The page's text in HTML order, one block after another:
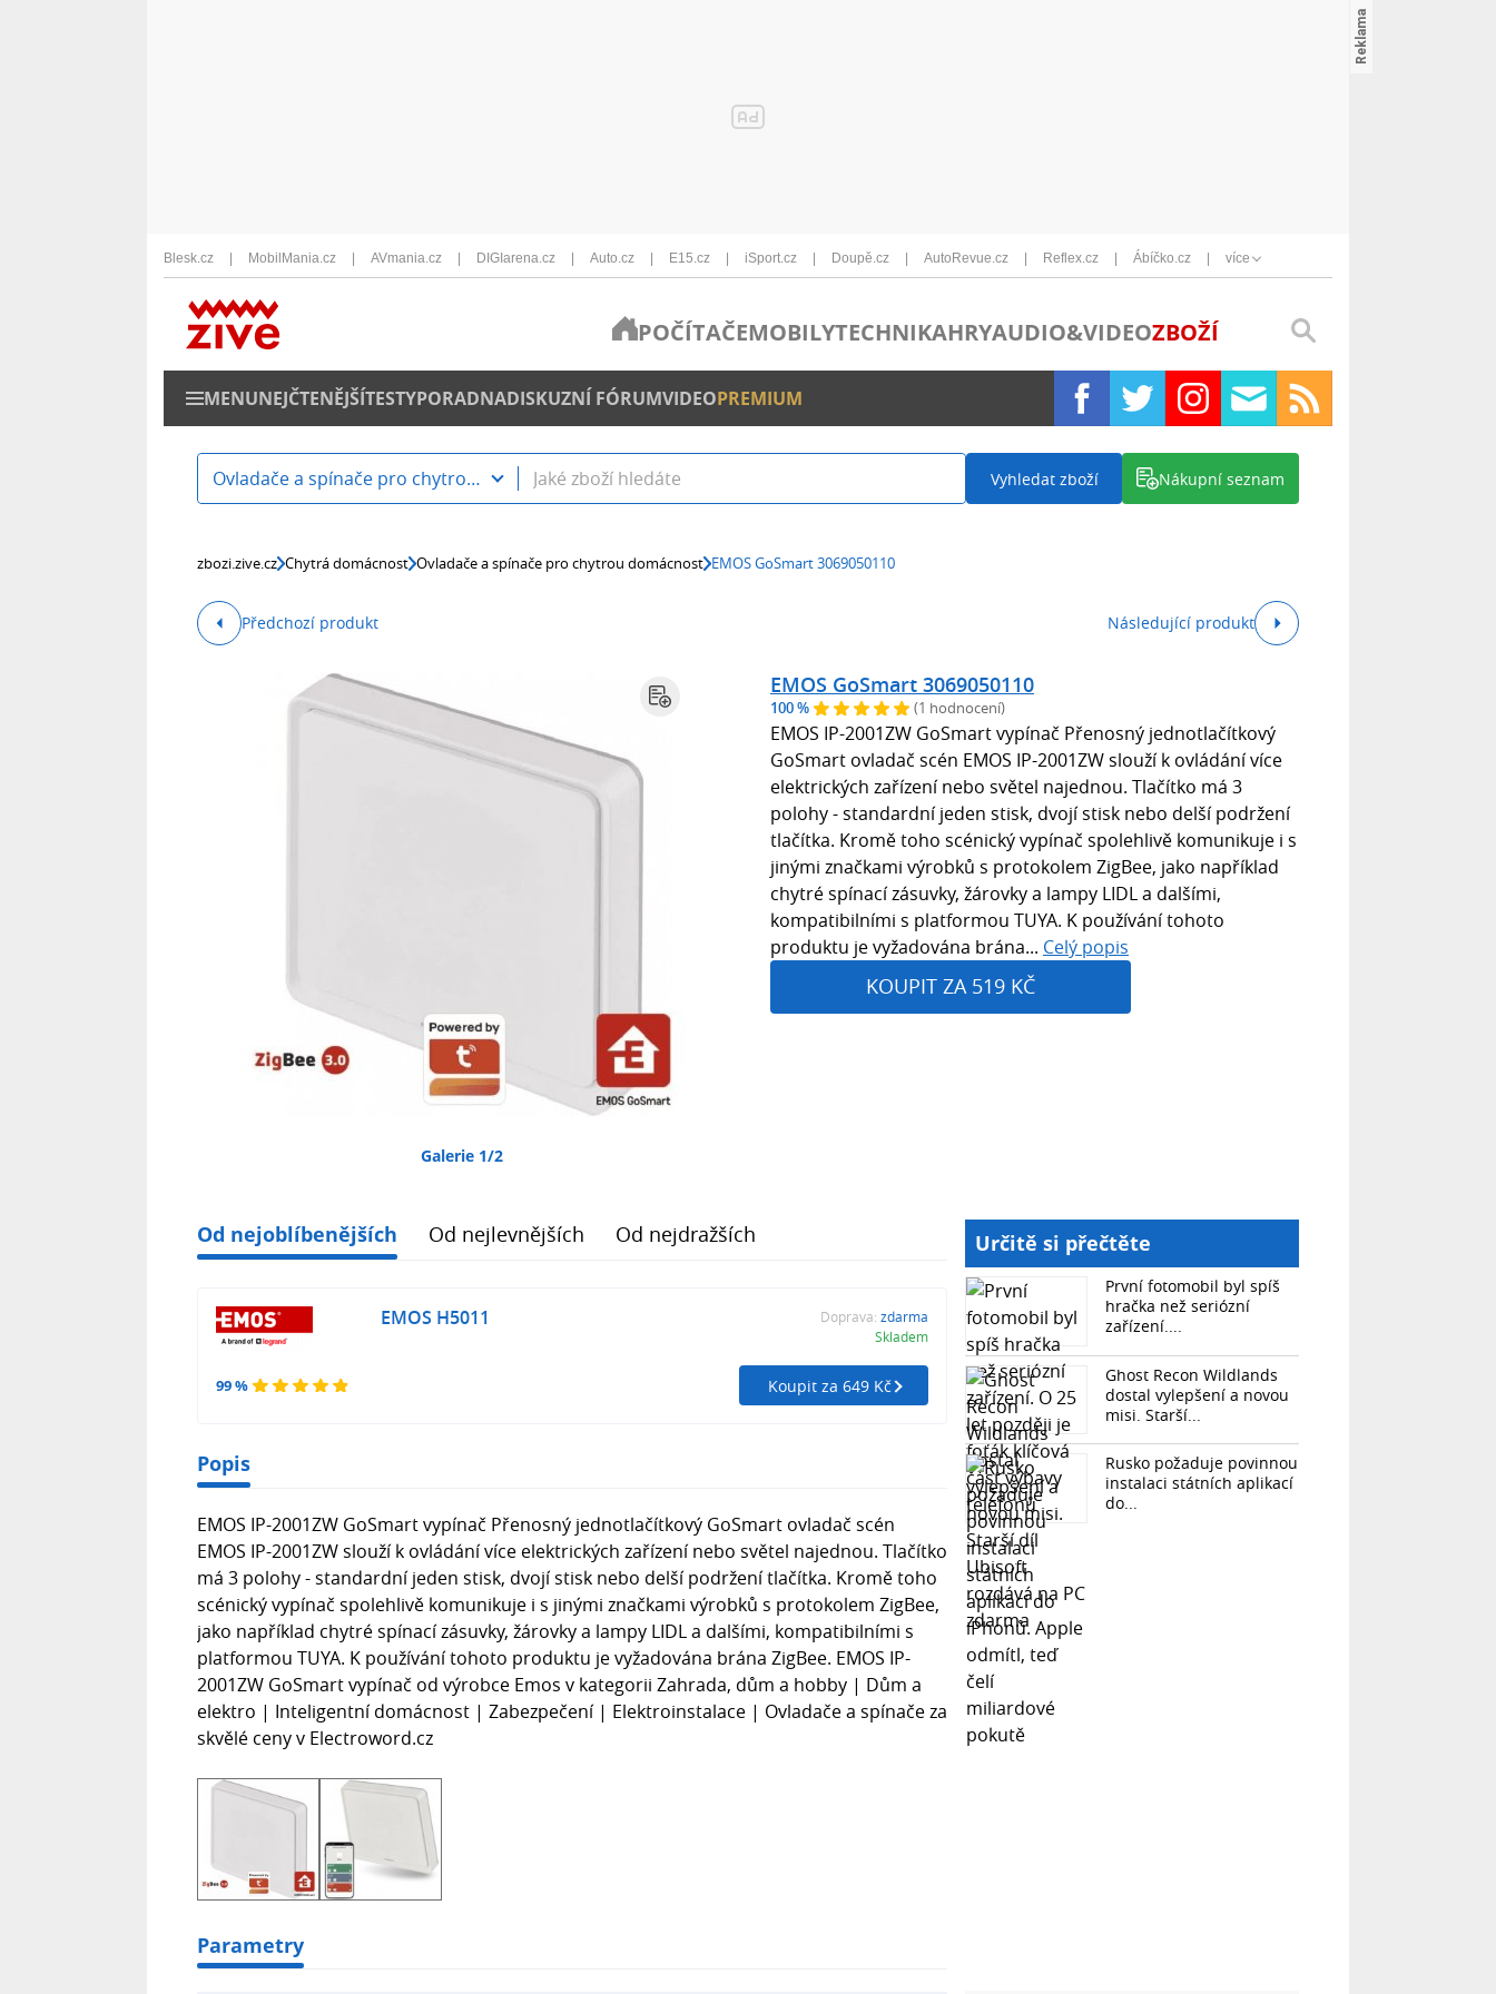
Blesk.cz MobilMania.cz AVmania.cz DIGIarena.cz Auto.cz E15.cz iSport.cz Doupě.cz AutoRevue.cz Reflex.cz Ábíčko.cz více
POČÍTAČEMOBILYTECHNIKAHRYAUDIO&VIDEOZBOŽÍ
MENUNEJČTENĚJŠÍTESTYPORADNADISKUZNÍ FÓRUMVIDEOPREMIUM
Ovladače a spínače pro chytrou domácnost Vyhledat zboží Nákupní seznam
zbozi.zive.cz Chytrá domácnost Ovladače a spínače pro chytrou domácnost EMOS GoSmart 3069050110
Předchozí produkt Následující produkt
Galerie 1/2
EMOS GoSmart 3069050110
100 % (1 hodnocení)
EMOS IP-2001ZW GoSmart vypínač Přenosný jednotlačítkový
GoSmart ovladač scén EMOS IP-2001ZW slouží k ovládání více
elektrických zařízení nebo světel najednou. Tlačítko má 3
polohy - standardní jeden stisk, dvojí stisk nebo delší podržení
tlačítka. Kromě toho scénický vypínač spolehlivě komunikuje i s
jinými značkami výrobků s protokolem ZigBee, jako například
chytré spínací zásuvky, žárovky a lampy LIDL a dalšími,
kompatibilními s platformou TUYA. K používání tohoto
produktu je vyžadována brána... Celý popis
KOUPIT ZA 519 KČ
Od nejoblíbenějších Od nejlevnějších Od nejdražších
99 %
EMOS H5011 Doprava: zdarma
Skladem
Koupit za 649 Kč
Popis
EMOS IP-2001ZW GoSmart vypínač Přenosný jednotlačítkový GoSmart ovladač scén
EMOS IP-2001ZW slouží k ovládání více elektrických zařízení nebo světel najednou. Tlačítko
má 3 polohy - standardní jeden stisk, dvojí stisk nebo delší podržení tlačítka. Kromě toho
scénický vypínač spolehlivě komunikuje i s jinými značkami výrobků s protokolem ZigBee,
jako například chytré spínací zásuvky, žárovky a lampy LIDL a dalšími, kompatibilními s
platformou TUYA. K používání tohoto produktu je vyžadována brána ZigBee. EMOS IP-
2001ZW GoSmart vypínač od výrobce Emos v kategorii Zahrada, dům a hobby | Dům a
elektro | Inteligentní domácnost | Zabezpečení | Elektroinstalace | Ovladače a spínače za
skvělé ceny v Electroword.cz
Parametry
Určitě si přečtěte
První fotomobil byl spíš
hračka než seriózní
zařízení....
Ghost Recon Wildlands
dostal vylepšení a novou
misi. Starší...
Rusko požaduje povinnou
instalaci státních aplikací
do...